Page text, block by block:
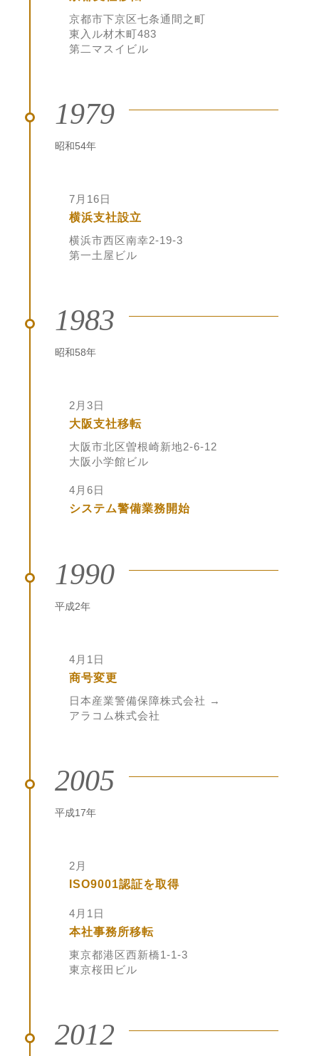
京都市下京区七条通間之町
東入ル材木町483
第二マスイビル
1979
昭和54年
7月16日
横浜支社設立
横浜市西区南幸2-19-3
第一土屋ビル
1983
昭和58年
2月3日
大阪支社移転
大阪市北区曽根崎新地2-6-12
大阪小学館ビル
4月6日
システム警備業務開始
1990
平成2年
4月1日
商号変更
日本産業警備保障株式会社 →
アラコム株式会社
2005
平成17年
2月
ISO9001認証を取得
4月1日
本社事務所移転
東京都港区西新橋1-1-3
東京桜田ビル
2012